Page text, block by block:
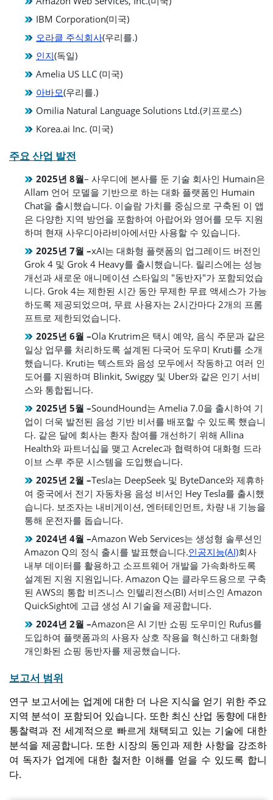
IBM Corporation(미국)
오라클 주식회사(우리를.)
인지(독일)
Amelia US LLC (미국)
아바모(우리를.)
Omilia Natural Language Solutions Ltd.(키프로스)
Korea.ai Inc. (미국)
주요 산업 발전
2025년 8월– 사우디에 본사를 둔 기술 회사인 Humain은
Allam 언어 모델을 기반으로 하는 대화 플랫폼인 Humain
Chat을 출시했습니다. 이슬람 가치를 중심으로 구축된 이 앱
은 다양한 지역 방언을 포함하여 아랍어와 영어를 모두 지원
하며 현재 사우디아라비아에서만 사용할 수 있습니다.
2025년 7월 –xAI는 대화형 플랫폼의 업그레이드 버전인
Grok 4 및 Grok 4 Heavy를 출시했습니다. 릴리스에는 성능
개선과 새로운 애니메이션 스타일의 "동반자"가 포함되었습
니다. Grok 4는 제한된 시간 동안 무제한 무료 액세스가 가능
하도록 제공되었으며, 무료 사용자는 2시간마다 2개의 프롬
프트로 제한되었습니다.
2025년 6월 –Ola Krutrim은 택시 예약, 음식 주문과 같은
일상 업무를 처리하도록 설계된 다국어 도우미 Kruti를 소개
했습니다. Kruti는 텍스트와 음성 모두에서 작동하고 여러 인
도어를 지원하며 Blinkit, Swiggy 및 Uber와 같은 인기 서비
스와 통합됩니다.
2025년 5월 –SoundHound는 Amelia 7.0을 출시하여 기
업이 더욱 발전된 음성 기반 비서를 배포할 수 있도록 했습니
다. 같은 달에 회사는 환자 참여를 개선하기 위해 Allina
Health와 파트너십을 맺고 Acrelec과 협력하여 대화형 드라
이브 스루 주문 시스템을 도입했습니다.
2025년 2월 –Tesla는 DeepSeek 및 ByteDance와 제휴하
여 중국에서 전기 자동차용 음성 비서인 Hey Tesla를 출시했
습니다. 보조자는 내비게이션, 엔터테인먼트, 차량 내 기능을
통해 운전자를 돕습니다.
2024년 4월 –Amazon Web Services는 생성형 솔루션인
Amazon Q의 정식 출시를 발표했습니다.인공지능(AI)회사
내부 데이터를 활용하고 소프트웨어 개발을 가속화하도록
설계된 지원 지원입니다. Amazon Q는 클라우드용으로 구축
된 AWS의 통합 비즈니스 인텔리전스(BI) 서비스인 Amazon
QuickSight에 고급 생성 AI 기술을 제공합니다.
2024년 2월 –Amazon은 AI 기반 쇼핑 도우미인 Rufus를
도입하여 플랫폼과의 사용자 상호 작용을 혁신하고 대화형
개인화된 쇼핑 동반자를 제공했습니다.
보고서 범위
연구 보고서에는 업계에 대한 더 나은 지식을 얻기 위한 주요
지역 분석이 포함되어 있습니다. 또한 최신 산업 동향에 대한
통찰력과 전 세계적으로 빠르게 채택되고 있는 기술에 대한
분석을 제공합니다. 또한 시장의 동인과 제한 사항을 강조하
여 독자가 업계에 대한 철저한 이해를 얻을 수 있도록 합니
다.